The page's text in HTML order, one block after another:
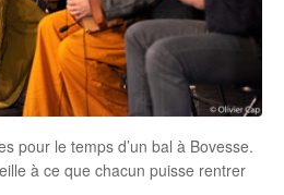
pour le temps d’un bal à Bovesse.
à ce que chacun puisse rentrer